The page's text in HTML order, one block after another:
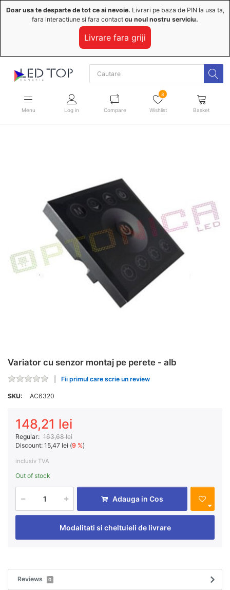
Doar usa te desparte de tot ce ai nevoie. Livrari pe baza de PIN la usa ta,
fara interactiune si fara contact cu noul nostru serviciu.
Livrare fara griji
Menu Log in Compare
8
Wishlist Basket
Variator cu senzor montaj pe perete - alb
Fii primul care scrie un review
SKU: AC6320
148,21 lei
Regular: 163,68 lei
Discount: 15,47 lei (9 %)
inclusiv TVA
Out of stock
Adauga in Cos
Modalitati si cheltuieli de livrare
Reviews 0